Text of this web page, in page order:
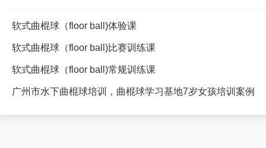
软式曲棍球（floor ball)体验课
软式曲棍球（floor ball)比赛训练课
软式曲棍球（floor ball)常规训练课
广州市水下曲棍球培训，曲棍球学习基地7岁女孩培训案例